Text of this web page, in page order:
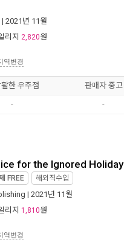
| 2021년 11월
리지 2,820원
역변경
한 우주점 판매자 중고
- -
for the Ignored Holiday
FREE 해외직수입
| 2021년 11월
리지 1,810원
역변경